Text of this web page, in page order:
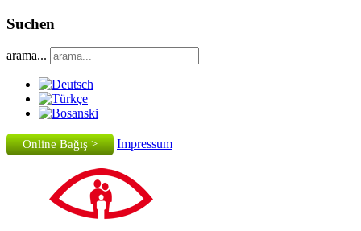
Suchen
arama...
Online Bağış > Impressum